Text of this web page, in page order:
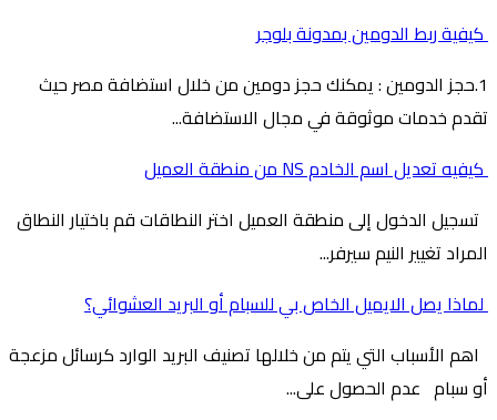
كيفية ربط الدومين بمدونة بلوجر
1.حجز الدومين : يمكنك حجز دومين من خلال استضافة مصر حيث
تقدم خدمات موثوقة في مجال الاستضافة...
كيفيه تعديل اسم الخادم NS من منطقة العميل
تسجيل الدخول إلى منطقة العميل اختر النطاقات قم باختيار النطاق
المراد تغيير النيم سيرفر...
لماذا يصل الايميل الخاص بي للسبام أو البريد العشوائي؟
اهم الأسباب التي يتم من خلالها تصنيف البريد الوارد كرسائل مزعجة
أو سبام عدم الحصول على...